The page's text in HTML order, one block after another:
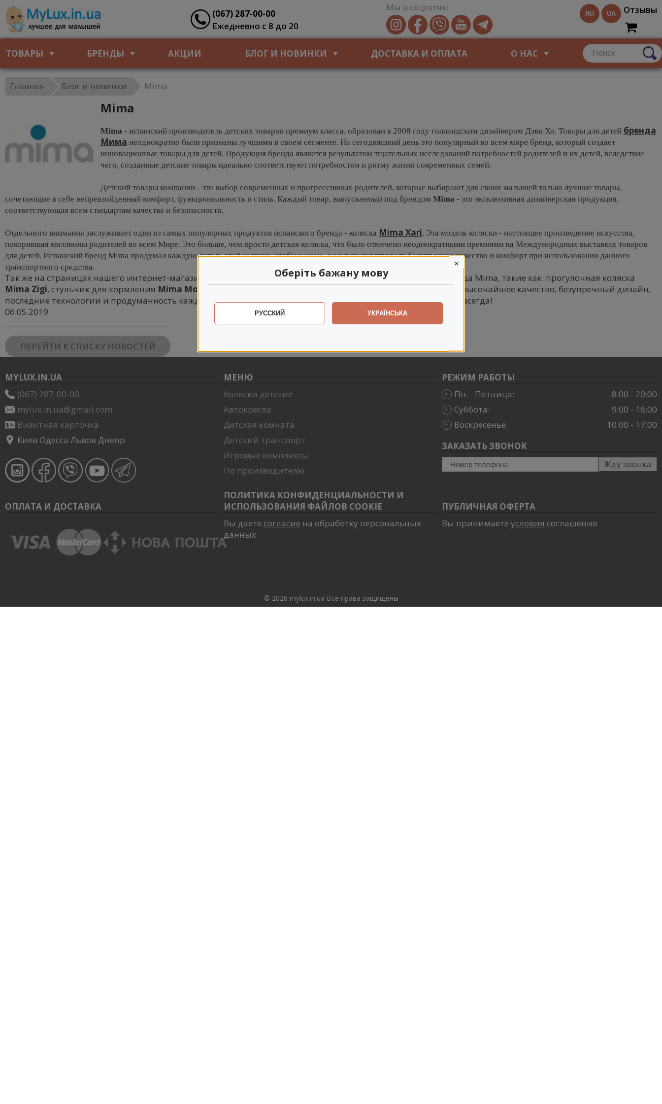
(067) 287-00-00
Ежедневно с 8 до 20
Мы в соцсетях:
RU UA Отзывы
ТОВАРЫ БРЕНДЫ АКЦИИ БЛОГ И НОВИНКИ ДОСТАВКА И ОПЛАТА О НАС
Главная Блог и новинки Mima
Mima
Mima - испанский производитель детских товаров премиум класса, образован в 2008 году голландским дизайнером Дэви Хо. Товары для детей бренда
Мима неоднократно были признаны лучшими в своем сегменте. На сегодняшний день это популярный во всем мире бренд, который создает
инновационные товары для детей. Продукция бренда является результатом тщательных исследований потребностей родителей и их детей, вследствие
чего, созданные детские товары идеально соответствуют потребностям и ритму жизни современных семей.
Детский товары компании - это выбор современных и прогрессивных родителей, которые выбирают для своих малышей только лучшие товары,
сочетающие в себе непревзойденный комфорт, функциональность и стиль. Каждый товар, выпускаемый под брендом Mima - это эксклюзивная дизайнерская продукция,
соответствующая всем стандартам качества и безопасности.
Отдельного внимания заслуживает один из самых популярных продуктов испанского бренда - коляска Mima Xari. Эта модель коляски - настоящее произведение искусства,
покорившая миллионы родителей во всем Мире. Это больше, чем просто детская коляска, что было отмечено неоднократными премиями на Международных выставках товаров
для детей. Испанский бренд Mima продумал каждую деталь этой коляски, чтобы и мама, и малыш чувствовали безупречное качество и комфорт при использовании данного
транспортного средства.
Так же на страницах нашего интернет-магазина представлены и другие, не менее популярные товары бренда Mima, такие как: прогулочная коляска
Mima Zigi, стульчик для кормления Mima Moon
. Что бы Вы не выбрали - это всегда высочайшее качество, безупречный дизайн,
последние технологии и продуманность каждой детали.Mimaпокорит Ваше родительское сердце раз и на всегда!
06.05.2019
ПЕРЕЙТИ К СПИСКУ НОВОСТЕЙ
MYLUX.IN.UA
(067) 287-00-00
mylux.in.ua@gmail.com
Визитная карточка
Киев Одесса Львов Днепр
МЕНЮ
Коляски детские
Автокресла
Детская комната
Детский транспорт
Игровые комплексы
По производителю
РЕЖИМ РАБОТЫ
Пн. - Пятница:
8:00 - 20:00
Суббота:
9:00 - 18:00
Воскресенье:
10:00 - 17:00
ЗАКАЗАТЬ ЗВОНОК
Жду звонка
ОПЛАТА И ДОСТАВКА
ПОЛИТИКА КОНФИДЕНЦИАЛЬНОСТИ И
ИСПОЛЬЗОВАНИЯ ФАЙЛОВ COOKIE
Вы даете согласие на обработку персональных
данных
ПУБЛИЧНАЯ ОФЕРТА
Вы принимаетеусловия соглашения
© 2026 mylux.in.ua Все права защищены
Оберіть бажану мову
×
РУССКИЙ УКРАЇНСЬКА